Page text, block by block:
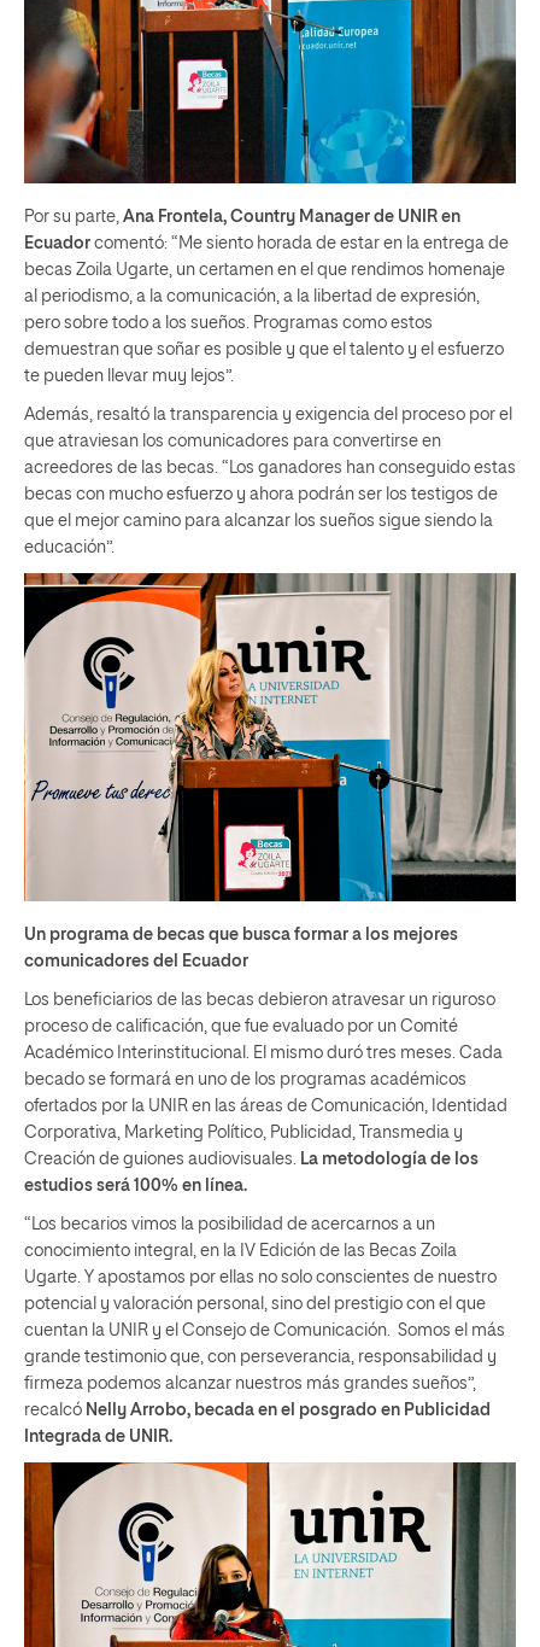
Por su parte, Ana Frontela, Country Manager de UNIR en
Ecuador comentó: “Me siento horada de estar en la entrega de
becas Zoila Ugarte, un certamen en el que rendimos homenaje
al periodismo, a la comunicación, a la libertad de expresión,
pero sobre todo a los sueños. Programas como estos
demuestran que soñar es posible y que el talento y el esfuerzo
te pueden llevar muy lejos”.
Además, resaltó la transparencia y exigencia del proceso por el
que atraviesan los comunicadores para convertirse en
acreedores de las becas. “Los ganadores han conseguido estas
becas con mucho esfuerzo y ahora podrán ser los testigos de
que el mejor camino para alcanzar los sueños sigue siendo la
educación”.
Un programa de becas que busca formar a los mejores
comunicadores del Ecuador
Los beneficiarios de las becas debieron atravesar un riguroso
proceso de calificación, que fue evaluado por un Comité
Académico Interinstitucional. El mismo duró tres meses. Cada
becado se formará en uno de los programas académicos
ofertados por la UNIR en las áreas de Comunicación, Identidad
Corporativa, Marketing Político, Publicidad, Transmedia y
Creación de guiones audiovisuales.
La metodología de los
estudios será 100% en línea.
“Los becarios vimos la posibilidad de acercarnos a un
conocimiento integral, en la IV Edición de las Becas Zoila
Ugarte. Y apostamos por ellas no solo conscientes de nuestro
potencial y valoración personal, sino del prestigio con el que
cuentan la UNIR y el Consejo de Comunicación. Somos el más
grande testimonio que, con perseverancia, responsabilidad y
firmeza podemos alcanzar nuestros más grandes sueños”,
recalcó Nelly Arrobo, becada en el posgrado en Publicidad
Integrada de UNIR.